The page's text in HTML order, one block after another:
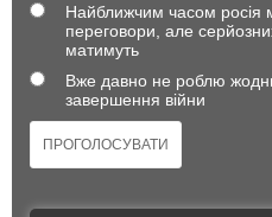
Найближчим часом росія
переговори, але
матимуть
Вже давно не роблю
завершення війни